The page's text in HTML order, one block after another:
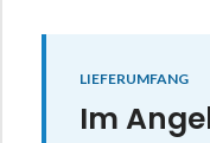
LIEFERUMFANG
Im